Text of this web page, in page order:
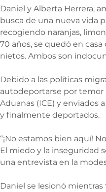
Daniel y Alberta Herrera,
busca de una nueva vida
recogiendo naranjas,
70 años, se quedó en
nietos. Ambos son
Debido a las políticas
autodeportarse por temor
Aduanas (ICE) y enviados
y finalmente deportados.
“¡No estamos bien aquí!
El miedo y la inseguridad
una entrevista en la
Daniel se lesionó